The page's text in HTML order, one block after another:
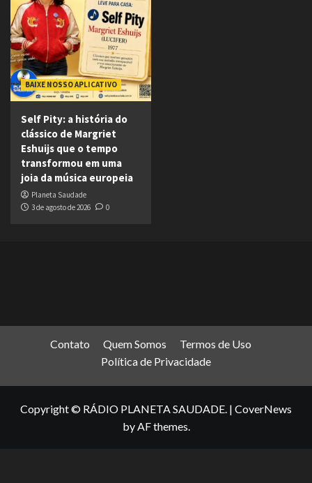
BAIXE NOSSO APLICATIVO
Self Pity: a história do
clássico de Margriet
Eshuijs que o tempo
transformou em uma
joia da música europeia
Planeta Saudade
3 de agosto de 2026
0
Contato Quem Somos
Termos de Uso
Política de Privacidade
Copyright © RÁDIO PLANETA SAUDADE. | CoverNews
by AF themes.